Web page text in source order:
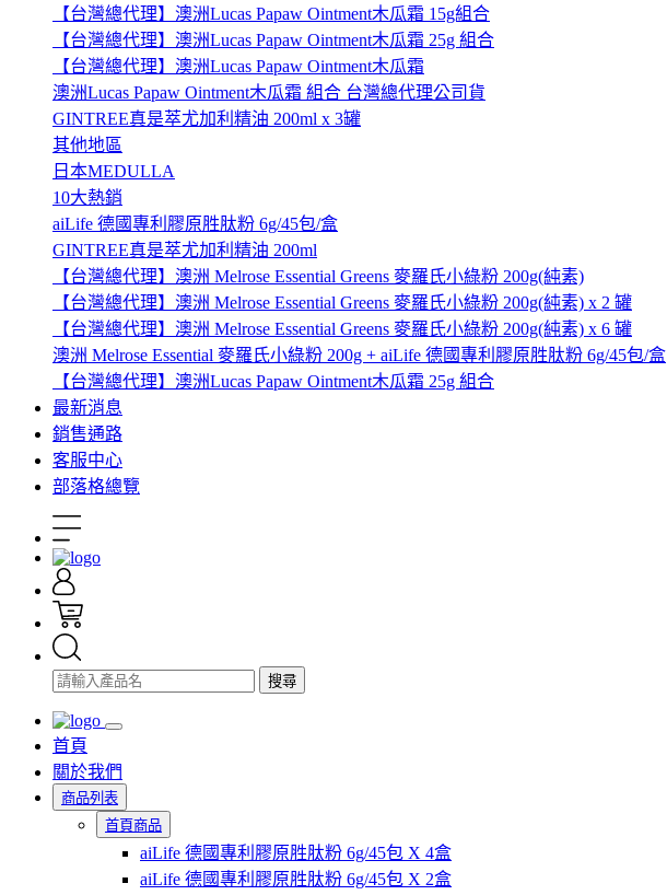
【台灣總代理】澳洲Lucas Papaw Ointment木瓜霜 15g組合
【台灣總代理】澳洲Lucas Papaw Ointment木瓜霜 25g 組合
【台灣總代理】澳洲Lucas Papaw Ointment木瓜霜
澳洲Lucas Papaw Ointment木瓜霜 組合 台灣總代理公司貨
GINTREE真是萃尤加利精油 200ml x 3罐
其他地區
日本MEDULLA
10大熱銷
aiLife 德國專利膠原胜肽粉 6g/45包/盒
GINTREE真是萃尤加利精油 200ml
【台灣總代理】澳洲 Melrose Essential Greens 麥羅氏小綠粉 200g(純素)
【台灣總代理】澳洲 Melrose Essential Greens 麥羅氏小綠粉 200g(純素) x 2 罐
【台灣總代理】澳洲 Melrose Essential Greens 麥羅氏小綠粉 200g(純素) x 6 罐
澳洲 Melrose Essential 麥羅氏小綠粉 200g + aiLife 德國專利膠原胜肽粉 6g/45包/盒
【台灣總代理】澳洲Lucas Papaw Ointment木瓜霜 25g 組合
最新消息
銷售通路
客服中心
部落格總覽
搜尋
首頁
關於我們
商品列表
首頁商品
aiLife 德國專利膠原胜肽粉 6g/45包 X 4盒
aiLife 德國專利膠原胜肽粉 6g/45包 X 2盒